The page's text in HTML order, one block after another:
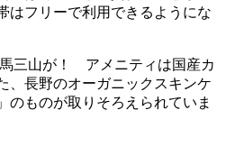
はフリーで利用できるようにな
三山が！ アメニティは国産カ
、長野のオーガニックスキンケ
のものが取りそろえられていま